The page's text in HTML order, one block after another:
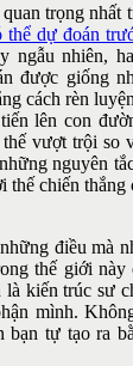
trọng nhất
thể dự đoán
ngẫu nhiên,
được giống
cách rèn
lên con
vượt trội so
nguyên
thế chiến
điều mà
thế giới này
kiến trúc sư
mình.
bạn tự tạo ra